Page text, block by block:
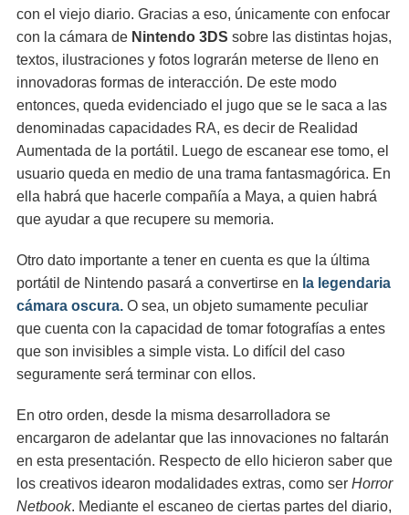
con el viejo diario. Gracias a eso, únicamente con enfocar
con la cámara de Nintendo 3DS sobre las distintas hojas,
textos, ilustraciones y fotos lograrán meterse de lleno en
innovadoras formas de interacción. De este modo
entonces, queda evidenciado el jugo que se le saca a las
denominadas capacidades RA, es decir de Realidad
Aumentada de la portátil. Luego de escanear ese tomo, el
usuario queda en medio de una trama fantasmagórica. En
ella habrá que hacerle compañía a Maya, a quien habrá
que ayudar a que recupere su memoria.
Otro dato importante a tener en cuenta es que la última
portátil de Nintendo pasará a convertirse en la legendaria
cámara oscura. O sea, un objeto sumamente peculiar
que cuenta con la capacidad de tomar fotografías a entes
que son invisibles a simple vista. Lo difícil del caso
seguramente será terminar con ellos.
En otro orden, desde la misma desarrolladora se
encargaron de adelantar que las innovaciones no faltarán
en esta presentación. Respecto de ello hicieron saber que
los creativos idearon modalidades extras, como ser Horror
Netbook. Mediante el escaneo de ciertas partes del diario,